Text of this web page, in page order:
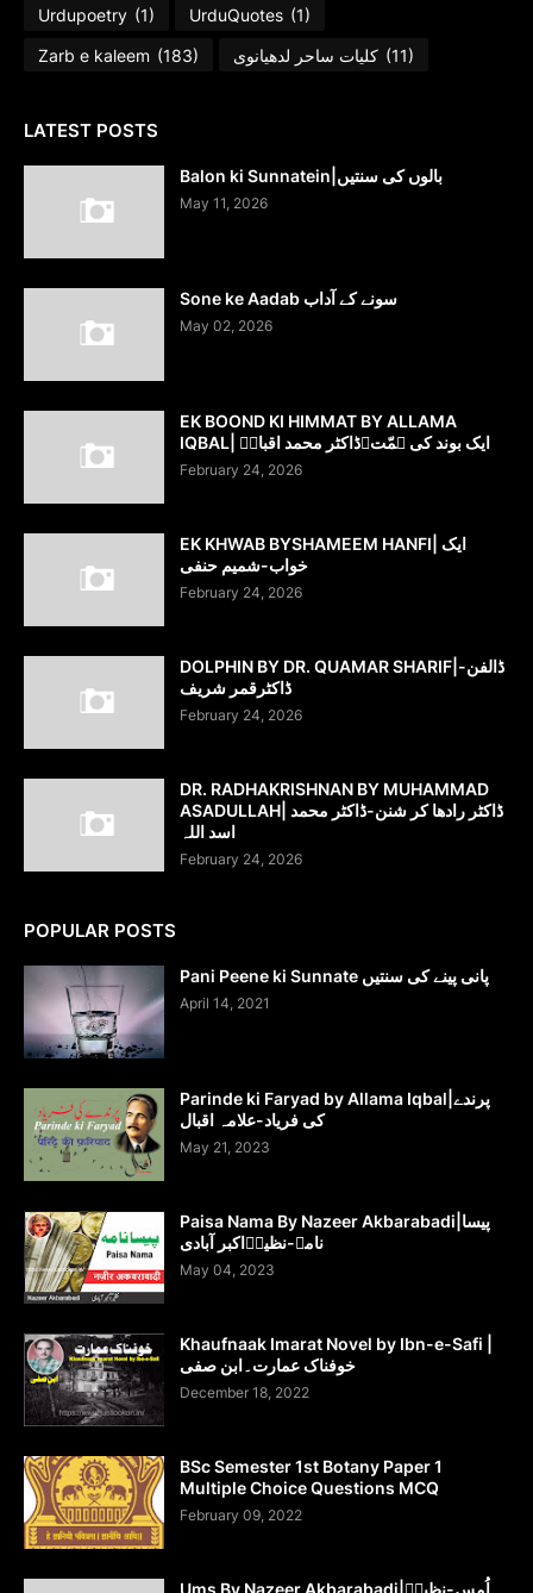
Urdupoetry (1) UrduQuotes (1)
Zarb e kaleem (183) کلیات ساحر لدھیانوی (11)
LATEST POSTS
Balon ki Sunnatein|بالوں کی سنتیں
May 11, 2026
Sone ke Aadab سونے کے آداب
May 02, 2026
EK BOOND KI HIMMAT BY ALLAMA
IQBAL| ایک بوند کی ہمّت۔ڈاکٹر محمد اقبالؔ
February 24, 2026
EK KHWAB BYSHAMEEM HANFI| ایک
خواب-شمیم حنفی
February 24, 2026
DOLPHIN BY DR. QUAMAR SHARIF|ڈالفن-
ڈاکٹرقمر شریف
February 24, 2026
DR. RADHAKRISHNAN BY MUHAMMAD
ASADULLAH| ڈاکٹر رادھا کر شنن-ڈاکٹر محمد
اسد اللہ
February 24, 2026
POPULAR POSTS
Pani Peene ki Sunnate پانی پینے کی سنتیں
April 14, 2021
Parinde ki Faryad by Allama Iqbal|پرندے
کی فریاد-علامہ اقبال
May 21, 2023
Paisa Nama By Nazeer Akbarabadi|پیسا
نامہ-نظیرؔاکبر آبادی
May 04, 2023
Khaufnaak Imarat Novel by Ibn-e-Safi |
خوفناک عمارت۔ابن صفی
December 18, 2022
BSc Semester 1st Botany Paper 1
Multiple Choice Questions MCQ
February 09, 2022